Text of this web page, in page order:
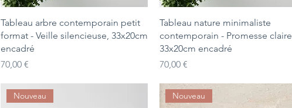
Tableau arbre contemporain petit
format - Veille silencieuse, 33x20cm
encadré
Prix
70,00 €
Tableau nature minimaliste
contemporain - Promesse claire,
33x20cm encadré
Prix
70,00 €
Nouveau Nouveau